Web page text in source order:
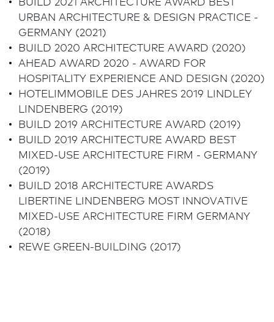
URBAN ARCHITECTURE & DESIGN PRACTICE -
GERMANY (2021)
BUILD 2020 ARCHITECTURE AWARD (2020)
AHEAD AWARD 2020 - AWARD FOR
HOSPITALITY EXPERIENCE AND DESIGN (2020)
HOTELIMMOBILE DES JAHRES 2019 LINDLEY
LINDENBERG (2019)
BUILD 2019 ARCHITECTURE AWARD (2019)
BUILD 2019 ARCHITECTURE AWARD BEST
MIXED-USE ARCHITECTURE FIRM - GERMANY
(2019)
BUILD 2018 ARCHITECTURE AWARDS
LIBERTINE LINDENBERG MOST INNOVATIVE
MIXED-USE ARCHITECTURE FIRM GERMANY
(2018)
REWE GREEN-BUILDING (2017)